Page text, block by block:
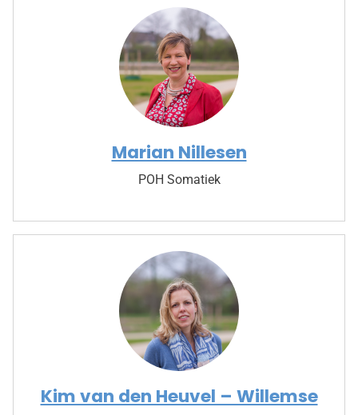
Marian Nillesen
POH Somatiek
Kim van den Heuvel – Willemse